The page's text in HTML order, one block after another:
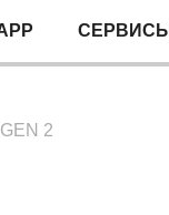
СЕРВИСЫ
2